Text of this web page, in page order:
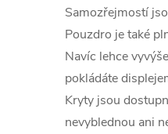
Samozřejmostí
Pouzdro je také
Navíc lehce
pokládáte
Kryty jsou
nevyblednou ani